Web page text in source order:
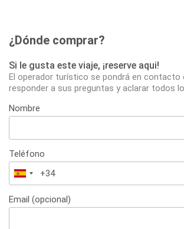
¿Dónde comprar?
Si le gusta este viaje, ¡reserve aqui!
El operador turístico se pondrá en contacto
responder a sus preguntas y aclarar todos
Nombre
Teléfono
España
+34
Email (opcional)